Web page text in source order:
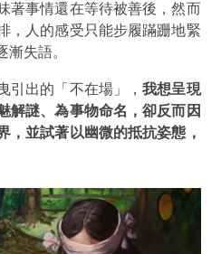
著事情還在等待被善後，然而
，人的感受只能步履蹣跚地緊
漸失語。
引出的「不在場」，我想呈現
解謎、為事物命名，卻反而因
，並試著以幽微的抵抗姿態，